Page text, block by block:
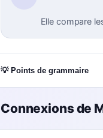
Elle compare
💡 Points de grammaire
Connexions de